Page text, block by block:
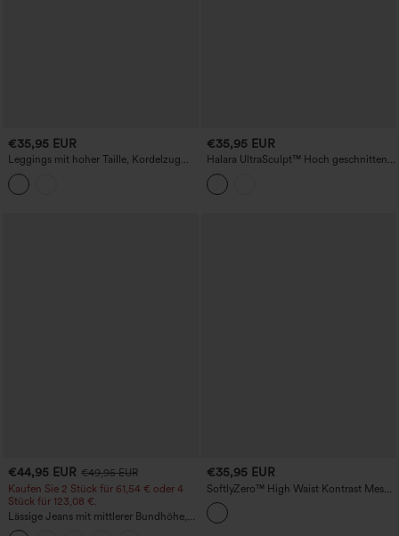
€35,95 EUR
Leggings mit hoher Taille, Kordelzug
und Bauchformung, Color-Block-
Streifen, 7/8-Länge, mit Taschen
€35,95 EUR
Halara UltraSculpt™ Hoch geschnittene,
bauchformende 7/8-Trainingsleggings
mit Color-Block-Streifen und Taschen
€44,95 EUR €49,95 EUR
Kaufen Sie 2 Stück für 61,54 € oder 4
Stück für 123,08 €.
Lässige Jeans mit mittlerer Bundhöhe,
Kordelzug und Taschen
€35,95 EUR
SoftlyZero™ High Waist Kontrast Mesh
Verstellbare Schnalle Tanzleggings mit
Tasche-UPF50+